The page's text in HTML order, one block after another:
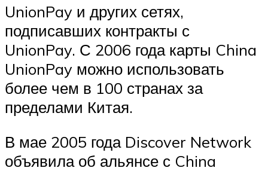
UnionPay и других сетях,
подписавших контракты с
UnionPay. С 2006 года карты China
UnionPay можно использовать
более чем в 100 странах за
пределами Китая.
В мае 2005 года Discover Network
объявила об альянсе с China